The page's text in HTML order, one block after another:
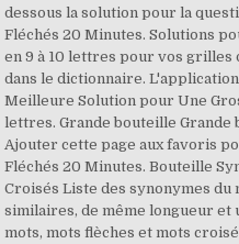
dessous la solution pour la
Fléchés 20 Minutes. Solutions
en 9 à 10 lettres pour vos grilles
dans le dictionnaire.
Meilleure Solution pour Une
lettres. Grande bouteille Grande
Ajouter cette page aux favoris
Fléchés 20 Minutes. Bouteille
Croisés Liste des synonymes du
similaires, de même longueur
mots, mots flèches et mots